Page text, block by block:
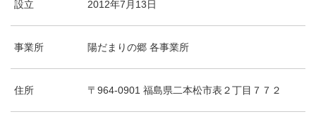
設立 2012年7月13日
事業所 陽だまりの郷 各事業所
住所 〒964-0901 福島県二本松市表２丁目７７２